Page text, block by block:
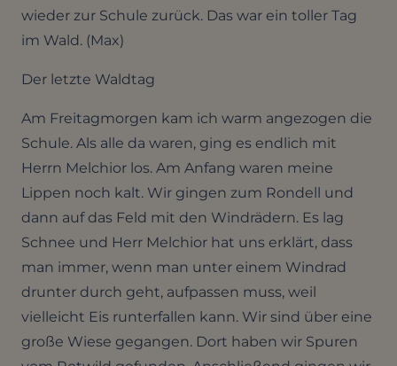
wieder zur Schule zurück. Das war ein toller Tag
im Wald. (Max)
Der letzte Waldtag
Am Freitagmorgen kam ich warm angezogen die
Schule. Als alle da waren, ging es endlich mit
Herrn Melchior los. Am Anfang waren meine
Lippen noch kalt. Wir gingen zum Rondell und
dann auf das Feld mit den Windrädern. Es lag
Schnee und Herr Melchior hat uns erklärt, dass
man immer, wenn man unter einem Windrad
drunter durch geht, aufpassen muss, weil
vielleicht Eis runterfallen kann. Wir sind über eine
große Wiese gegangen. Dort haben wir Spuren